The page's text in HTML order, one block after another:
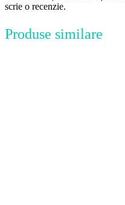
scrie o recenzie.
Produse similare